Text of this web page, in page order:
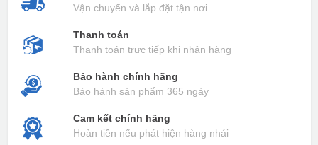
Vận chuyển và lắp đặt tận nơi
Thanh toán
Thanh toán trực tiếp khi nhận hàng
Bảo hành chính hãng
Bảo hành sản phẩm 365 ngày
Cam kết chính hãng
Hoàn tiền nếu phát hiện hàng nhái